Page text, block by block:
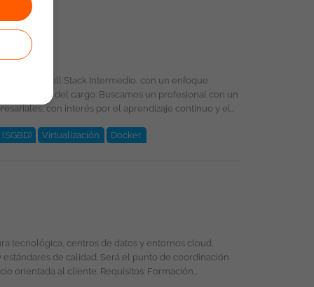
experiencia en ambientes híbridos, buenas prácticas de seguridad, monitoreo y continuidad operativa. Esta vacante es divulgada a través de ticjob.co
Full Stack Intermedio, con un enfoque
con un
con interés por el aprendizaje continuo y el
Virtualización Docker
de calidad. Será el punto de coordinación
Requisitos: Formación